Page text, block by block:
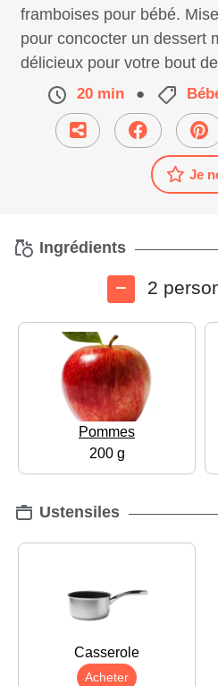
framboises pour bébé.
pour concocter un dessert
délicieux pour votre bout
20 min ●
Je
Ingrédients
2
Pommes
200 g
Ustensiles
Casserole
Acheter